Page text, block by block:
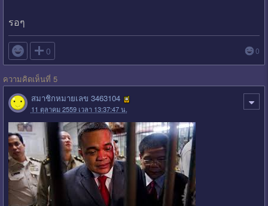
รอๆ
 0 0
ความคิดเห็นที่ 5
สมาชิกหมายเลข 3463104
11 ตุลาคม 2559 เวลา 13:37:47 น.